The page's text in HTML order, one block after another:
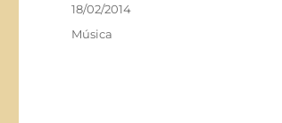
Publicado
em
18/02/2014
Categorias
Música